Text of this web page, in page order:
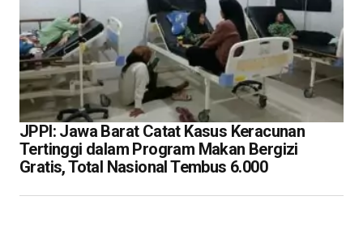
JPPI: Jawa Barat Catat Kasus Keracunan
Tertinggi dalam Program Makan Bergizi
Gratis, Total Nasional Tembus 6.000